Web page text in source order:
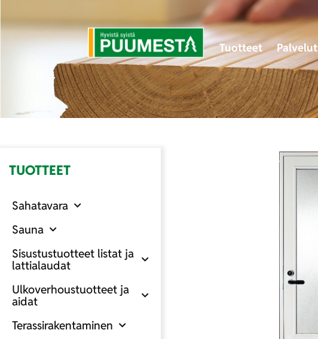
Tuotteet Palvelut
TUOTTEET
Sahatavara
Sauna
Sisustustuotteet listat ja
lattialaudat
Ulkoverhoustuotteet ja
aidat
Terassirakentaminen